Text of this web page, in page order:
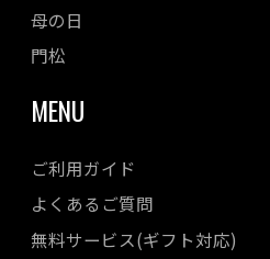
母の日
門松
MENU
ご利用ガイド
よくあるご質問
無料サービス(ギフト対応)